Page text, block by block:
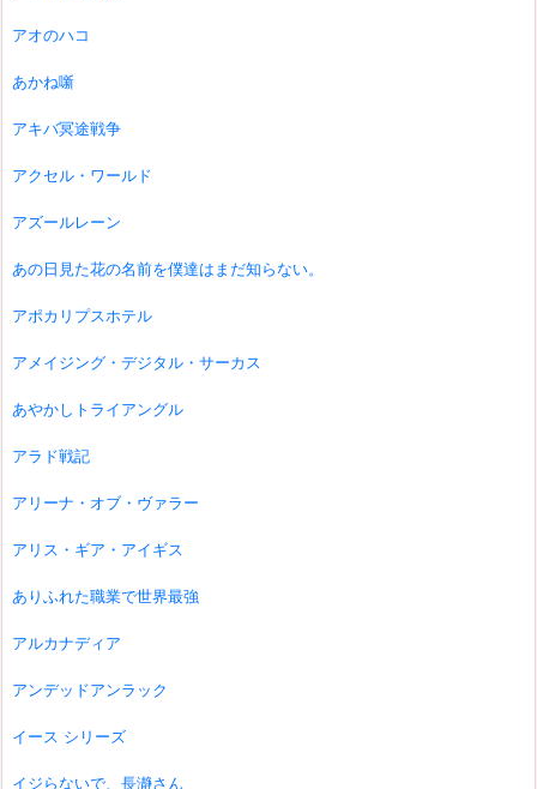
アオのハコ
あかね噺
アキバ冥途戦争
アクセル・ワールド
アズールレーン
あの日見た花の名前を僕達はまだ知らない。
アポカリプスホテル
アメイジング・デジタル・サーカス
あやかしトライアングル
アラド戦記
アリーナ・オブ・ヴァラー
アリス・ギア・アイギス
ありふれた職業で世界最強
アルカナディア
アンデッドアンラック
イース シリーズ
イジらないで、長瀞さん